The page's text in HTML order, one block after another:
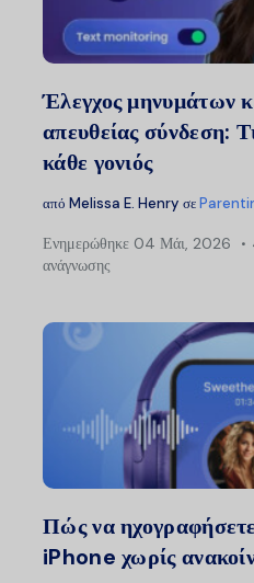
Έλεγχος μηνυμάτων
απευθείας σύνδεση:
κάθε γονιός
από Melissa E. Henry σε
Ενημερώθηκε 04 Μάι, 2026
ανάγνωσης
Πώς να
iPhone χωρίς